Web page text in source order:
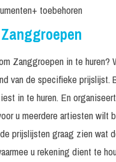
30 minuten Incl.
Incl.
monitorset
30 minuten Excl. techniek
Excl. techniek
toebehoren
Zanggroepen in te huren?
van de specifieke prijslijst.
in te huren. En
u meerdere artiesten wilt
prijslijsten graag zien wat
u rekening dient te